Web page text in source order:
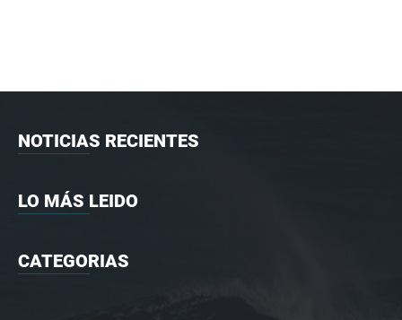
NOTICIAS RECIENTES
LO MÁS LEIDO
CATEGORIAS